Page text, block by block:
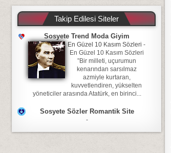
Takip Edilesi Siteler
Sosyete Trend Moda Giyim
En Güzel 10 Kasım Sözleri -
En Güzel 10 Kasım Sözleri
”Bir milleti, uçurumun
kenarından sarsılmaz
azmiyle kurtaran,
kuvvetlendiren, yükselten
yöneticiler arasında Atatürk, en birinci...
Sosyete Sözler Romantik Site
-